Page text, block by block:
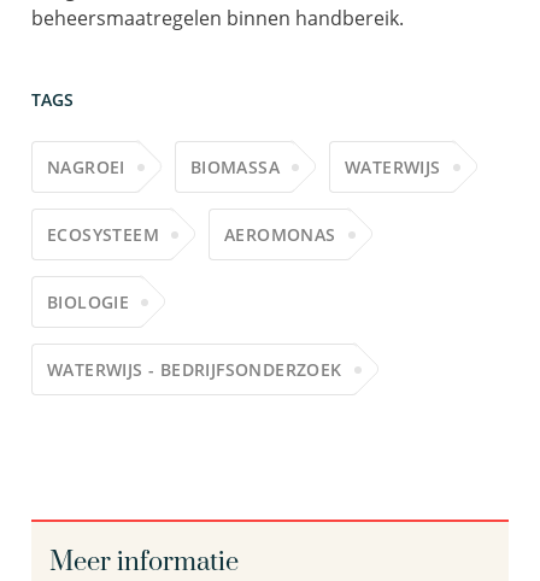
beheersmaatregelen binnen handbereik.
TAGS
NAGROEI BIOMASSA WATERWIJS
ECOSYSTEEM AEROMONAS
BIOLOGIE
WATERWIJS - BEDRIJFSONDERZOEK
Meer informatie